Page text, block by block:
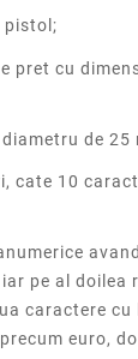
pistol;
pret cu
de 25
cate 10
pe al doilea
caractere cu
euro,